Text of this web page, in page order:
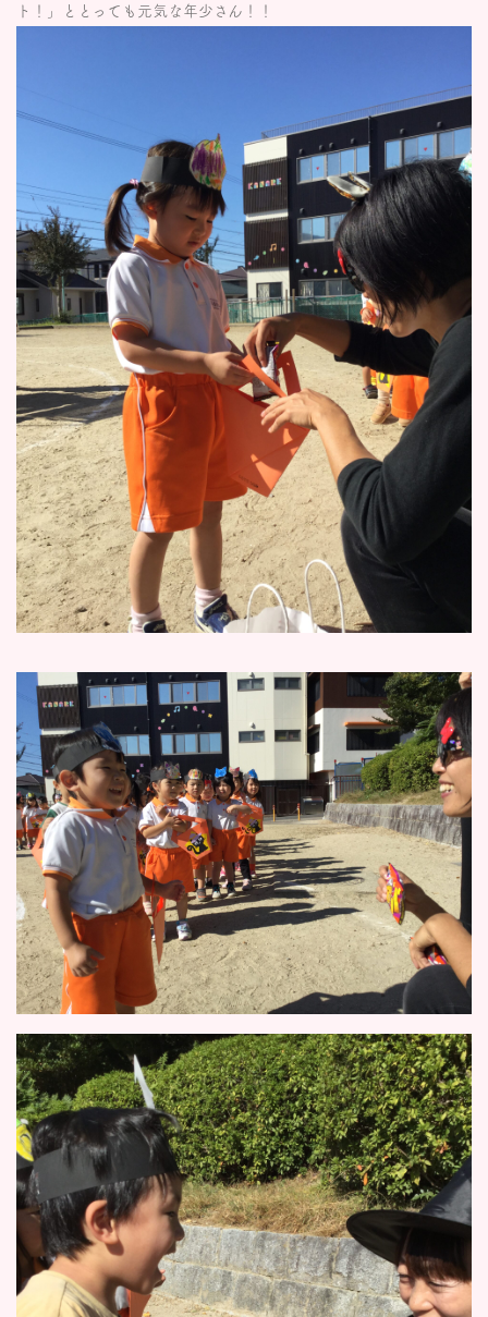
ト！」ととっても元気な年少さん！！